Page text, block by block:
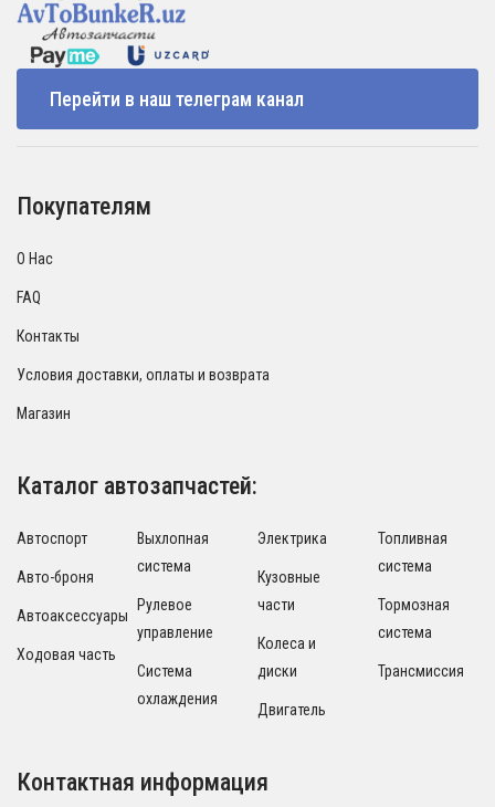
Перейти в наш телеграм канал
Покупателям
О Нас
FAQ
Контакты
Условия доставки, оплаты и возврата
Магазин
Каталог автозапчастей:
Автоспорт
Авто-броня
Автоаксессуары
Ходовая часть
Выхлопная
система
Рулевое
управление
Система
охлаждения
Электрика
Кузовные
части
Колеса и
диски
Двигатель
Топливная
система
Тормозная
система
Трансмиссия
Контактная информация